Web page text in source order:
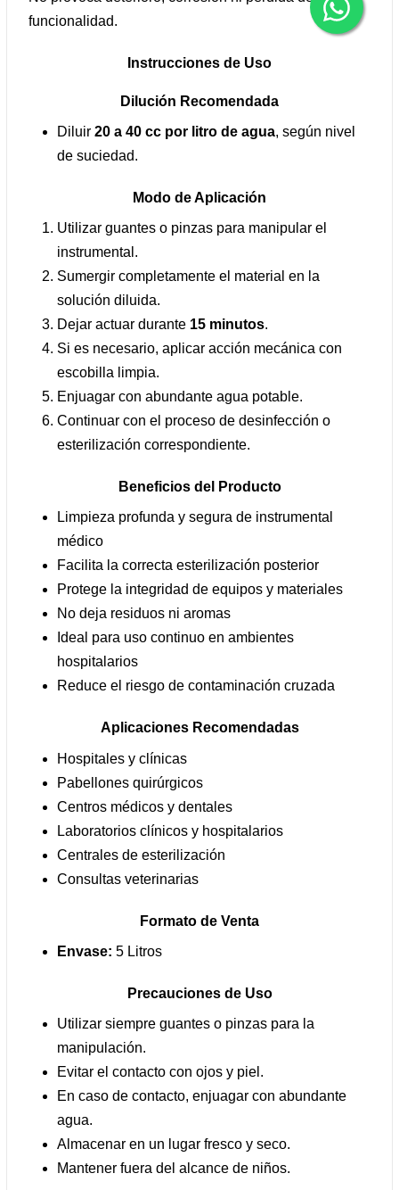
funcionalidad.
Instrucciones de Uso
Dilución Recomendada
Diluir 20 a 40 cc por litro de agua, según nivel
de suciedad.
Modo de Aplicación
Utilizar guantes o pinzas para manipular el
instrumental.
Sumergir completamente el material en la
solución diluida.
Dejar actuar durante 15 minutos.
Si es necesario, aplicar acción mecánica con
escobilla limpia.
Enjuagar con abundante agua potable.
Continuar con el proceso de desinfección o
esterilización correspondiente.
Beneficios del Producto
Limpieza profunda y segura de instrumental
médico
Facilita la correcta esterilización posterior
Protege la integridad de equipos y materiales
No deja residuos ni aromas
Ideal para uso continuo en ambientes
hospitalarios
Reduce el riesgo de contaminación cruzada
Aplicaciones Recomendadas
Hospitales y clínicas
Pabellones quirúrgicos
Centros médicos y dentales
Laboratorios clínicos y hospitalarios
Centrales de esterilización
Consultas veterinarias
Formato de Venta
Envase: 5 Litros
Precauciones de Uso
Utilizar siempre guantes o pinzas para la
manipulación.
Evitar el contacto con ojos y piel.
En caso de contacto, enjuagar con abundante
agua.
Almacenar en un lugar fresco y seco.
Mantener fuera del alcance de niños.